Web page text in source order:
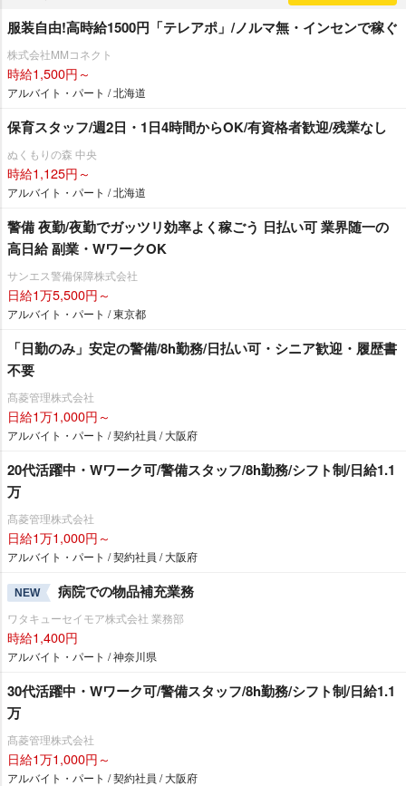
服装自由!高時給1500円「テレアポ」/ノルマ無・インセンで稼ぐ
株式会社MMコネクト
時給1,500円～
アルバイト・パート / 北海道
保育スタッフ/週2日・1日4時間からOK/有資格者歓迎/残業なし
ぬくもりの森 中央
時給1,125円～
アルバイト・パート / 北海道
警備 夜勤/夜勤でガッツリ効率よく稼ごう 日払い可 業界随一の
高日給 副業・WワークOK
サンエス警備保障株式会社
日給1万5,500円～
アルバイト・パート / 東京都
「日勤のみ」安定の警備/8h勤務/日払い可・シニア歓迎・履歴書
不要
髙菱管理株式会社
日給1万1,000円～
アルバイト・パート / 契約社員 / 大阪府
20代活躍中・Wワーク可/警備スタッフ/8h勤務/シフト制/日給1.1
万
髙菱管理株式会社
日給1万1,000円～
アルバイト・パート / 契約社員 / 大阪府
NEW 病院での物品補充業務
ワタキューセイモア株式会社 業務部
時給1,400円
アルバイト・パート / 神奈川県
30代活躍中・Wワーク可/警備スタッフ/8h勤務/シフト制/日給1.1
万
髙菱管理株式会社
日給1万1,000円～
アルバイト・パート / 契約社員 / 大阪府